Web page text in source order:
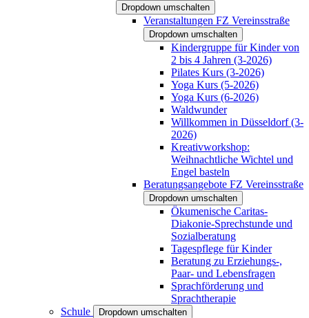
Dropdown umschalten
Veranstaltungen FZ Vereinsstraße
Dropdown umschalten
Kindergruppe für Kinder von
2 bis 4 Jahren (3-2026)
Pilates Kurs (3-2026)
Yoga Kurs (5-2026)
Yoga Kurs (6-2026)
Waldwunder
Willkommen in Düsseldorf (3-
2026)
Kreativworkshop:
Weihnachtliche Wichtel und
Engel basteln
Beratungsangebote FZ Vereinsstraße
Dropdown umschalten
Ökumenische Caritas-
Diakonie-Sprechstunde und
Sozialberatung
Tagespflege für Kinder
Beratung zu Erziehungs-,
Paar- und Lebensfragen
Sprachförderung und
Sprachtherapie
Schule
Dropdown umschalten